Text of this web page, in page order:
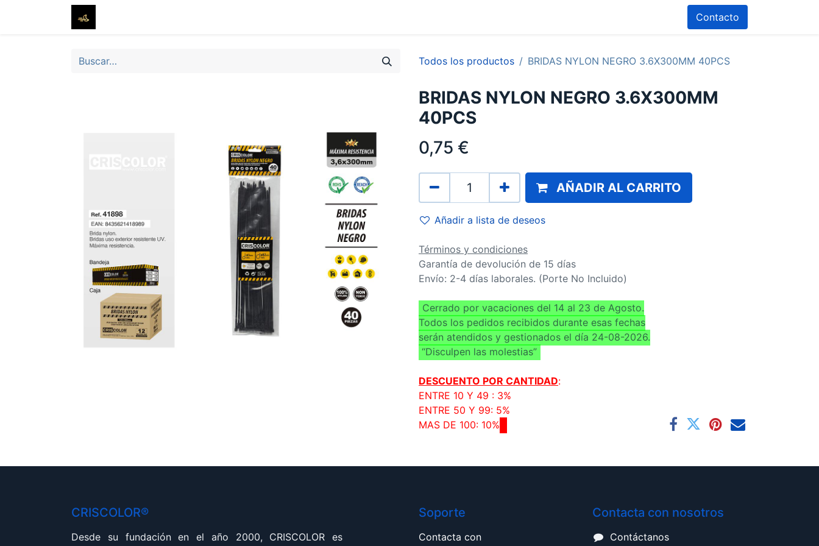
Contacto
Todos los productos BRIDAS NYLON NEGRO 3.6X300MM 40PCS
BRIDAS NYLON NEGRO 3.6X300MM
40PCS
0,75 €
AÑADIR AL CARRITO
Añadir a lista de deseos
Términos y condiciones
Garantía de devolución de 15 días
Envío: 2-4 días laborales. (Porte No Incluido)
Cerrado por vacaciones del 14 al 23 de Agosto.
Todos los pedidos recibidos durante esas fechas
serán atendidos y gestionados el día 24-08-2026.
“Disculpen las molestias”
DESCUENTO POR CANTIDAD:
ENTRE 10 Y 49 : 3%
ENTRE 50 Y 99: 5%
MAS DE 100: 10%
CRISCOLOR®
Desde su fundación en el año 2000, CRISCOLOR es
Soporte
Contacta con
Contacta con nosotros
Contáctanos